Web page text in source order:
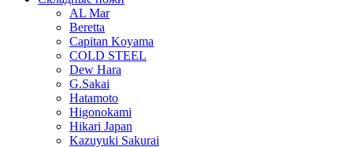
AL Mar
Beretta
Capitan Koyama
COLD STEEL
Dew Hara
G.Sakai
Hatamoto
Higonokami
Hikari Japan
Kazuyuki Sakurai